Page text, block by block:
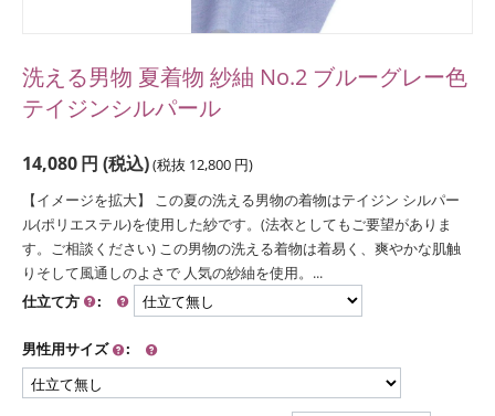
洗える男物 夏着物 紗紬 No.2 ブルーグレー色
テイジンシルパール
14,080円 (税込)(税抜 12,800 円)
【イメージを拡大】 この夏の洗える男物の着物はテイジン シルパー
ル(ポリエステル)を使用した紗です。(法衣としてもご要望がありま
す。ご相談ください) この男物の洗える着物は着易く、爽やかな肌触
りそして風通しのよさで 人気の紗紬を使用。...
仕立て方
:
男性用サイズ :